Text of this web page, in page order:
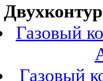
Газовый
Газовый